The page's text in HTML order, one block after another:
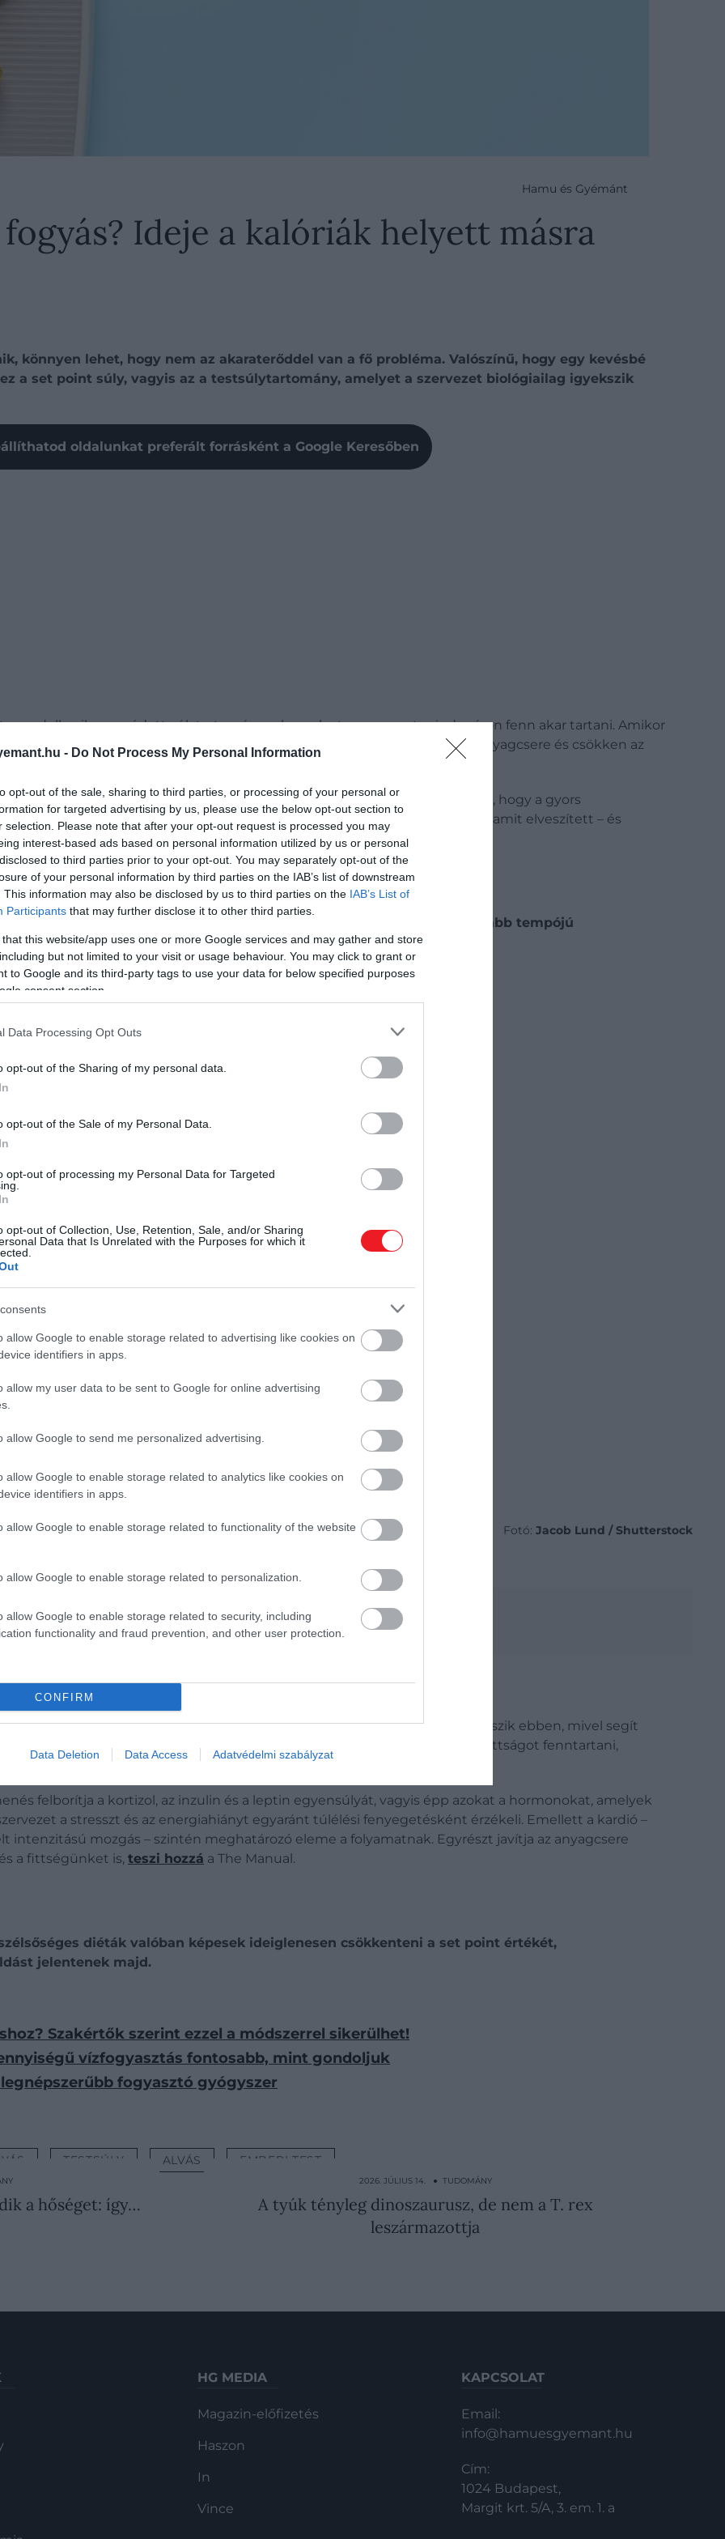
- Do Not Process My Personal Information
opt-out of the sale, sharing to third parties, or processing of your personal or
for targeted advertising by us, please use the below opt-out section to
selection. Please note that after your opt-out request is processed you may
interest-based ads based on personal information utilized by us or personal
to third parties prior to your opt-out. You may separately opt-out of the
of your personal information by third parties on the IAB’s list of downstream
This information may also be disclosed by us to third parties on the IAB’s List of
Participants that may further disclose it to other third parties.
that this website/app uses one or more Google services and may gather and store
but not limited to your visit or usage behaviour. You may click to grant or
to Google and its third-party tags to use your data for below specified purposes
consent section.
Data Processing Opt Outs
opt-out of the Sharing of my personal data.
opt-out of the Sale of my Personal Data.
opt-out of processing my Personal Data for Targeted
opt-out of Collection, Use, Retention, Sale, and/or Sharing
Data that Is Unrelated with the Purposes for which it
allow Google to enable storage related to advertising like cookies on
identifiers in apps.
allow my user data to be sent to Google for online advertising
allow Google to send me personalized advertising.
allow Google to enable storage related to analytics like cookies on
identifiers in apps.
allow Google to enable storage related to functionality of the website
allow Google to enable storage related to personalization.
allow Google to enable storage related to security, including
functionality and fraud prevention, and other user protection.
CONFIRM
Data Deletion Data Access Adatvédelmi szabályzat
Hamu és Gyémánt
Ideje a kalóriák helyett másra
könnyen lehet, hogy nem az akaraterőddel van a fő probléma. Valószínű, hogy egy kevésbé
a set point súly, vagyis az a testsúlytartomány, amelyet a szervezet biológiailag igyekszik
oldalunkat preferált forrásként a Google Keresőben
rendelkezik egy védett súlytartománnyal, amelyet a szervezet mindenáron fenn akar tartani. Amikor
fogyással –, a testünk riadót fúj. Ilyenkor fokozódik az éhség, lassul az anyagcsere és csökken az
jele, sokkal inkább egyfajta túlélési ösztön. Épp ez a magyarázata annak is, hogy a gyors
passzívan követi a fogyást, hanem aktívan próbálja visszaszerezni azt, amit elveszített – és
A lényeg csak annyi, hogy ne sprintként, sokkal inkább egy lassabb tempójú
Fotó: Jacob Lund / Shutterstock
milyen kapcsolat áll fenn a mozgás és az alvás között
következetességről. Az izomtömeg megőrzése és építése kulcsszerepet játszik ebben, mivel segít
hormonok egyensúlyát. A megfelelő fehérjebevitel segít jóllakottságot fenntartani,
felborítja a kortizol, az inzulin és a leptin egyensúlyát, vagyis épp azokat a hormonokat, amelyek
a stresszt és az energiahiányt egyaránt túlélési fenyegetésként érzékeli. Emellett a kardió –
intenzitású mozgás – szintén meghatározó eleme a folyamatnak. Egyrészt javítja az anyagcsere
a fittségünket is, teszi hozzá a The Manual.
diéták valóban képesek ideiglenesen csökkenteni a set point értékét,
jelentenek majd.
Szakértők szerint ezzel a módszerrel sikerülhet!
vízfogyasztás fontosabb, mint gondoljuk
fogyasztó gyógyszer
TESTSÚLY ALVÁS EMBERI TEST
a hőséget: így…
2026. JÚLIUS 14. ● TUDOMÁNY
A tyúk tényleg dinoszaurusz, de nem a T. rex
leszármazottja
HG MEDIA
Magazin-előfizetés
Haszon
In
Vince
KAPCSOLAT
Email:
info@hamuesgyemant.hu
Cím:
1024 Budapest,
Margit krt. 5/A, 3. em. 1. a